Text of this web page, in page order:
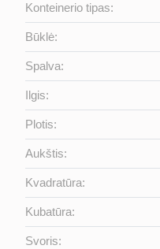
Konteinerio tipas:
Būklė:
Spalva:
Ilgis:
Plotis:
Aukštis:
Kvadratūra:
Kubatūra:
Svoris: